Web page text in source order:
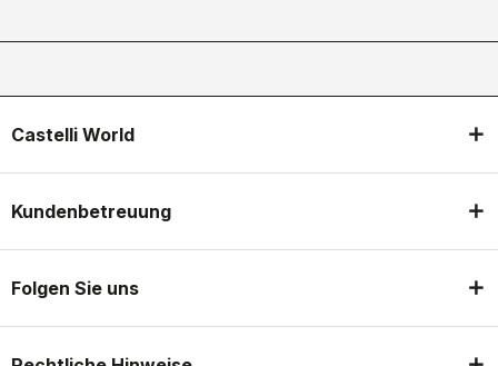
Castelli World
Kundenbetreuung
Folgen Sie uns